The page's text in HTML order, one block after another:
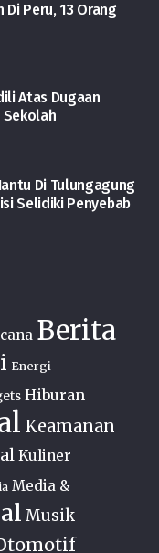
Peru, 13 Orang
Atas Dugaan
Sekolah
Di Tulungagung
Selidiki Penyebab
Berita
Energi
Hiburan
Keamanan
Kuliner
Media &
Musik